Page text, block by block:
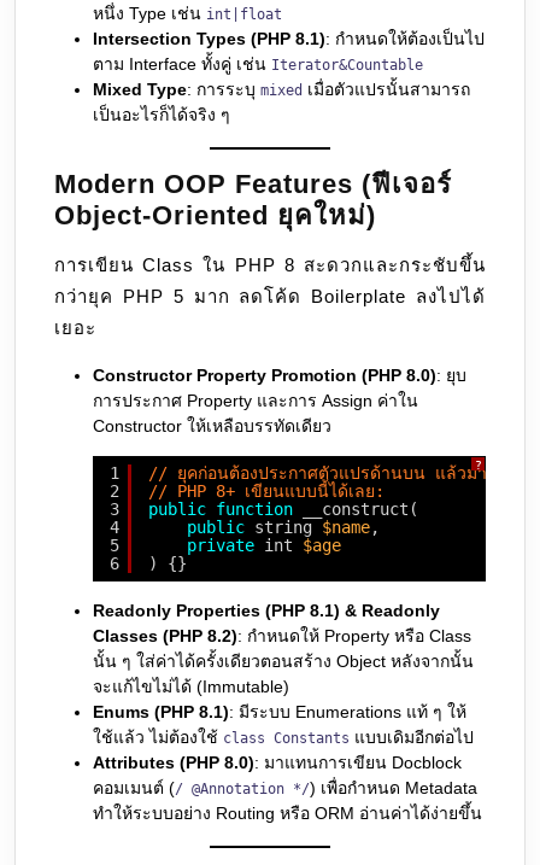
หนึ่ง Type เช่น int|float
Intersection Types (PHP 8.1): กำหนดให้ต้องเป็นไป
ตาม Interface ทั้งคู่ เช่น Iterator&Countable
Mixed Type: การระบุ mixed เมื่อตัวแปรนั้นสามารถ
เป็นอะไรก็ได้จริง ๆ
Modern OOP Features (ฟีเจอร์
Object-Oriented ยุคใหม่)
การเขียน Class ใน PHP 8 สะดวกและกระชับขึ้น
กว่ายุค PHP 5 มาก ลดโค้ด Boilerplate ลงไปได้
เยอะ
Constructor Property Promotion (PHP 8.0): ยุบ
การประกาศ Property และการ Assign ค่าใน
Constructor ให้เหลือบรรทัดเดียว
?
1
2
3
4
5
6
// ยุคก่อนต้องประกาศตัวแปรด้านบน แล้วมา
// PHP 8+ เขียนแบบนี้ได้เลย:
public function
__construct(
public string $name,
private int $age
) {}
Readonly Properties (PHP 8.1) & Readonly
Classes (PHP 8.2): กำหนดให้ Property หรือ Class
นั้น ๆ ใส่ค่าได้ครั้งเดียวตอนสร้าง Object หลังจากนั้น
จะแก้ไขไม่ได้ (Immutable)
Enums (PHP 8.1): มีระบบ Enumerations แท้ ๆ ให้
ใช้แล้ว ไม่ต้องใช้ class Constants แบบเดิมอีกต่อไป
Attributes (PHP 8.0): มาแทนการเขียน Docblock
คอมเมนต์ (/ @Annotation */) เพื่อกำหนด Metadata
ทำให้ระบบอย่าง Routing หรือ ORM อ่านค่าได้ง่ายขึ้น